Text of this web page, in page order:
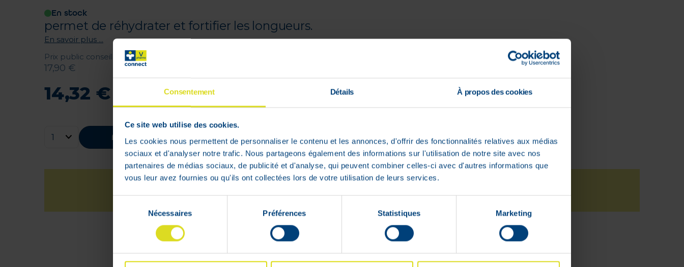
Consentement Détails À propos des cookies
Ce site web utilise des cookies.
Les cookies nous permettent de personnaliser le contenu et les annonces, d'offrir des fonctionnalités relatives aux médias
sociaux et d'analyser notre trafic. Nous partageons également des informations sur l'utilisation de notre site avec nos
partenaires de médias sociaux, de publicité et d'analyse, qui peuvent combiner celles-ci avec d'autres informations que
vous leur avez fournies ou qu'ils ont collectées lors de votre utilisation de leurs services.
du
consentement
Nécessaires Préférences Statistiques Marketing
En stock
permet de réhydrater et fortifier les longueurs.
En savoir plus ...
Prix public conseillé
17,90 €
14,32 €
Ajouter au panier
Livraison rapide et gratuite
à partir de 59 €
Paiement 100%
sécurisé garanti